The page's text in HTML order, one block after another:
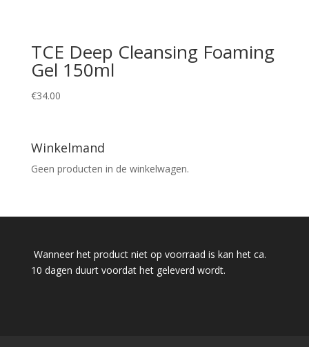
TCE Deep Cleansing Foaming
Gel 150ml
€34.00
Winkelmand
Geen producten in de winkelwagen.
Wanneer het product niet op voorraad is kan het ca.
10 dagen duurt voordat het geleverd wordt.